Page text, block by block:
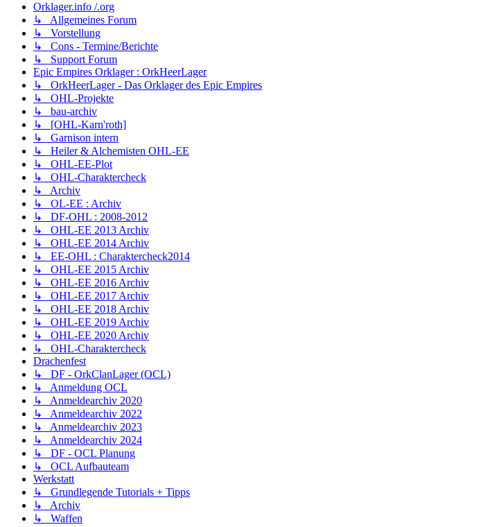
Orklager.info /.org
↳ Allgemeines Forum
↳ Vorstellung
↳ Cons - Termine/Berichte
↳ Support Forum
Epic Empires Orklager : OrkHeerLager
↳ OrkHeerLager - Das Orklager des Epic Empires
↳ OHL-Projekte
↳ bau-archiv
↳ [OHL-Karn'roth]
↳ Garnison intern
↳ Heiler & Alchemisten OHL-EE
↳ OHL-EE-Plot
↳ OHL-Charaktercheck
↳ Archiv
↳ OL-EE : Archiv
↳ DF-OHL : 2008-2012
↳ OHL-EE 2013 Archiv
↳ OHL-EE 2014 Archiv
↳ EE-OHL : Charaktercheck2014
↳ OHL-EE 2015 Archiv
↳ OHL-EE 2016 Archiv
↳ OHL-EE 2017 Archiv
↳ OHL-EE 2018 Archiv
↳ OHL-EE 2019 Archiv
↳ OHL-EE 2020 Archiv
↳ OHL-Charaktercheck
Drachenfest
↳ DF - OrkClanLager (OCL)
↳ Anmeldung OCL
↳ Anmeldearchiv 2020
↳ Anmeldearchiv 2022
↳ Anmeldearchiv 2023
↳ Anmeldearchiv 2024
↳ DF - OCL Planung
↳ OCL Aufbauteam
Werkstatt
↳ Grundlegende Tutorials + Tipps
↳ Archiv
↳ Waffen